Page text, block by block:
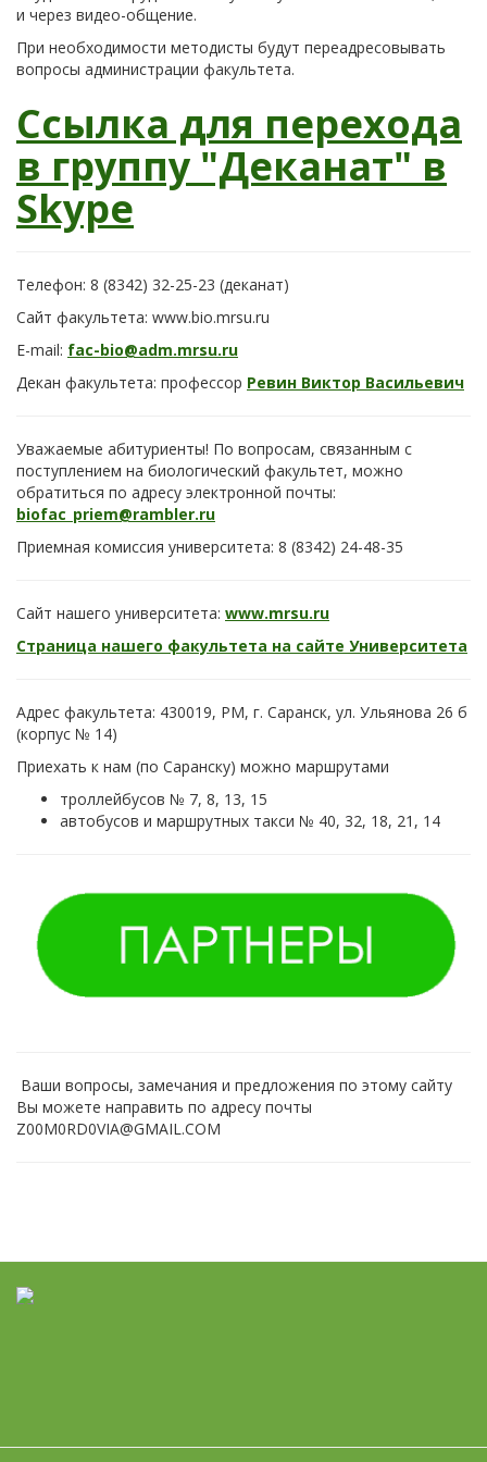
и через видео-общение.
При необходимости методисты будут переадресовывать
вопросы администрации факультета.
Ссылка для перехода
в группу "Деканат" в
Skype
Телефон: 8 (8342) 32-25-23 (деканат)
Сайт факультета: www.bio.mrsu.ru
E-mail: fac-bio@adm.mrsu.ru
Декан факультета: профессор Ревин Виктор Васильевич
Уважаемые абитуриенты! По вопросам, связанным с
поступлением на биологический факультет, можно
обратиться по адресу электронной почты:
biofac_priem@rambler.ru
Приемная комиссия университета: 8 (8342) 24-48-35
Сайт нашего университета: www.mrsu.ru
Страница нашего факультета на сайте Университета
Адрес факультета: 430019, РМ, г. Саранск, ул. Ульянова 26 б
(корпус № 14)
Приехать к нам (по Саранску) можно маршрутами
троллейбусов № 7, 8, 13, 15
автобусов и маршрутных такси № 40, 32, 18, 21, 14
Ваши вопросы, замечания и предложения по этому сайту
Вы можете направить по адресу почты
Z00М0RD0VIА@GМАIL.СОМ